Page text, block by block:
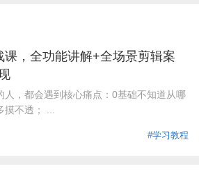
课，全功能讲解+全场景剪辑案
人，都会遇到核心痛点：0基础不知道从哪
不透； ...
#学习教程